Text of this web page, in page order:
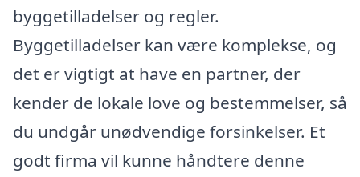
byggetilladelser og regler.
Byggetilladelser kan være komplekse, og
det er vigtigt at have en partner, der
kender de lokale love og bestemmelser, så
du undgår unødvendige forsinkelser. Et
godt firma vil kunne håndtere denne